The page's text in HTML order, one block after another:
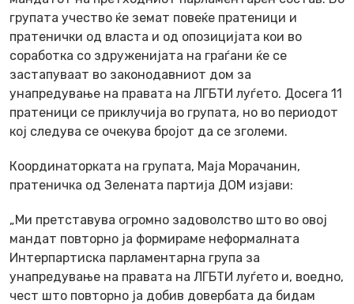
групата учество ќе земат повеќе пратеници и
пратенички од власта и од опозицијата кои во
соработка со здруженијата на граѓани ќе се
застапуваат во законодавниот дом за
унапредување на правата на ЛГБТИ луѓето. Досега 11
пратеници се приклучија во групата, но во периодот
кој следува се очекува бројот да се зголеми.
Координаторката на групата, Маја Морачанин,
пратеничка од Зелената партија ДОМ изјави:
„Ми претставува огромно задоволство што во овој
мандат повторно ја формираме неформалната
Интерпартиска парламентарна група за
унапредување на правата на ЛГБТИ луѓето и, воедно,
чест што повторно ја добив довербата да бидам